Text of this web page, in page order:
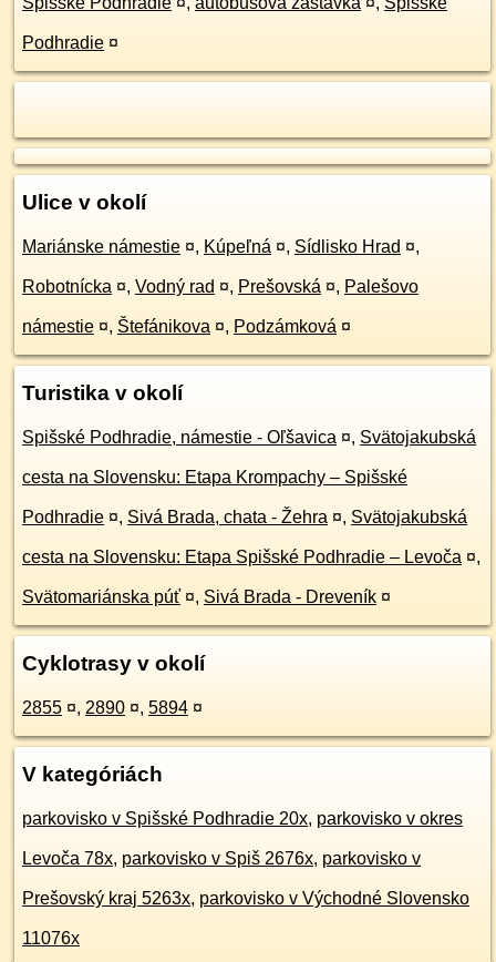
Podhradie ¤
Ulice v okolí
Mariánske námestie ¤, Kúpeľná ¤, Sídlisko Hrad ¤,
Robotnícka ¤, Vodný rad ¤, Prešovská ¤, Palešovo
námestie ¤, Štefánikova ¤, Podzámková ¤
Turistika v okolí
Spišské Podhradie, námestie - Oľšavica ¤, Svätojakubská
cesta na Slovensku: Etapa Krompachy – Spišské
Podhradie ¤, Sivá Brada, chata - Žehra ¤, Svätojakubská
cesta na Slovensku: Etapa Spišské Podhradie – Levoča ¤,
Svätomariánska púť ¤, Sivá Brada - Dreveník ¤
Cyklotrasy v okolí
2855 ¤, 2890 ¤, 5894 ¤
V kategóriách
parkovisko v Spišské Podhradie 20x, parkovisko v okres
Levoča 78x, parkovisko v Spiš 2676x, parkovisko v
Prešovský kraj 5263x, parkovisko v Východné Slovensko
11076x